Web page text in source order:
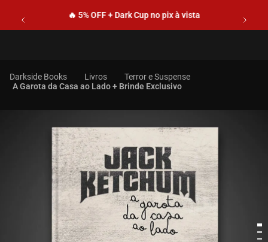
🔥 5% OFF + Dark Cup no pix à vista
Livros
Terror e Suspense
A Garota da Casa ao Lado + Brinde Exclusivo